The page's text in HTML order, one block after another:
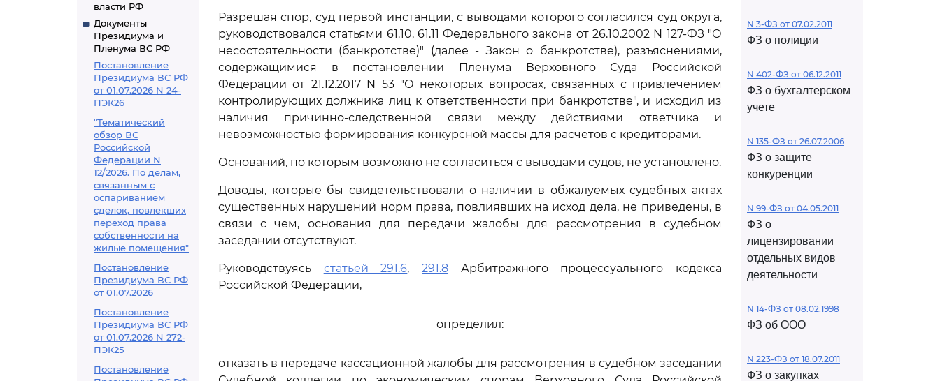
власти РФ
Документы
Президиума и
Пленума ВС РФ
Постановление
Президиума ВС РФ
от 01.07.2026 N 24-
ПЭК26
"Тематический
обзор ВС
Российской
Федерации N
12/2026. По делам,
связанным с
оспариванием
сделок, повлекших
переход права
собственности на
жилые помещения"
Постановление
Президиума ВС РФ
от 01.07.2026
Постановление
Президиума ВС РФ
от 01.07.2026 N 272-
ПЭК25
Постановление
Разрешая спор, суд первой инстанции, с выводами которого согласился суд округа,
руководствовался статьями 61.10, 61.11 Федерального закона от 26.10.2002 N 127-ФЗ "О
несостоятельности (банкротстве)" (далее - Закон о банкротстве), разъяснениями,
содержащимися в постановлении Пленума Верховного Суда Российской
Федерации от 21.12.2017 N 53 "О некоторых вопросах, связанных с привлечением
контролирующих должника лиц к ответственности при банкротстве", и исходил из
наличия причинно-следственной связи между действиями ответчика и
невозможностью формирования конкурсной массы для расчетов с кредиторами.
Оснований, по которым возможно не согласиться с выводами судов, не установлено.
Доводы, которые бы свидетельствовали о наличии в обжалуемых судебных актах
существенных нарушений норм права, повлиявших на исход дела, не приведены, в
связи с чем, основания для передачи жалобы для рассмотрения в судебном
заседании отсутствуют.
Руководствуясь статьей 291.6,291.8 Арбитражного процессуального кодекса
Российской Федерации,
определил:
отказать в передаче кассационной жалобы для рассмотрения в судебном заседании
N 3-ФЗ от 07.02.2011
ФЗ о полиции
N 402-ФЗ от 06.12.2011
ФЗ о бухгалтерском
учете
N 135-ФЗ от 26.07.2006
ФЗ о защите
конкуренции
N 99-ФЗ от 04.05.2011
ФЗ о
лицензировании
отдельных видов
деятельности
N 14-ФЗ от 08.02.1998
ФЗ об ООО
N 223-ФЗ от 18.07.2011
ФЗ о закупках